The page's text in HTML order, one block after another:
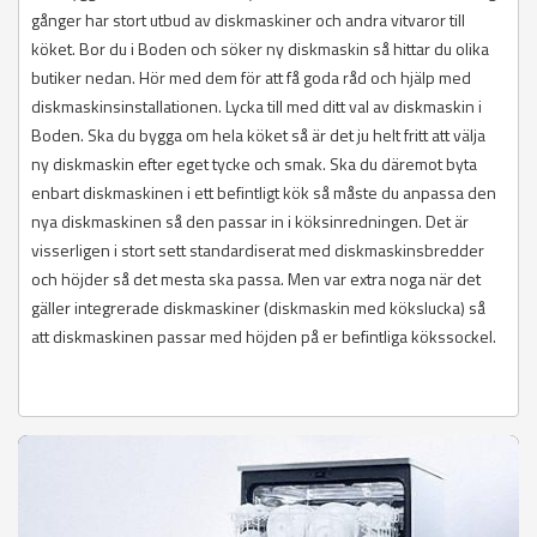
gånger har stort utbud av diskmaskiner och andra vitvaror till
köket. Bor du i Boden och söker ny diskmaskin så hittar du olika
butiker nedan. Hör med dem för att få goda råd och hjälp med
diskmaskinsinstallationen. Lycka till med ditt val av diskmaskin i
Boden. Ska du bygga om hela köket så är det ju helt fritt att välja
ny diskmaskin efter eget tycke och smak. Ska du däremot byta
enbart diskmaskinen i ett befintligt kök så måste du anpassa den
nya diskmaskinen så den passar in i köksinredningen. Det är
visserligen i stort sett standardiserat med diskmaskinsbredder
och höjder så det mesta ska passa. Men var extra noga när det
gäller integrerade diskmaskiner (diskmaskin med kökslucka) så
att diskmaskinen passar med höjden på er befintliga kökssockel.